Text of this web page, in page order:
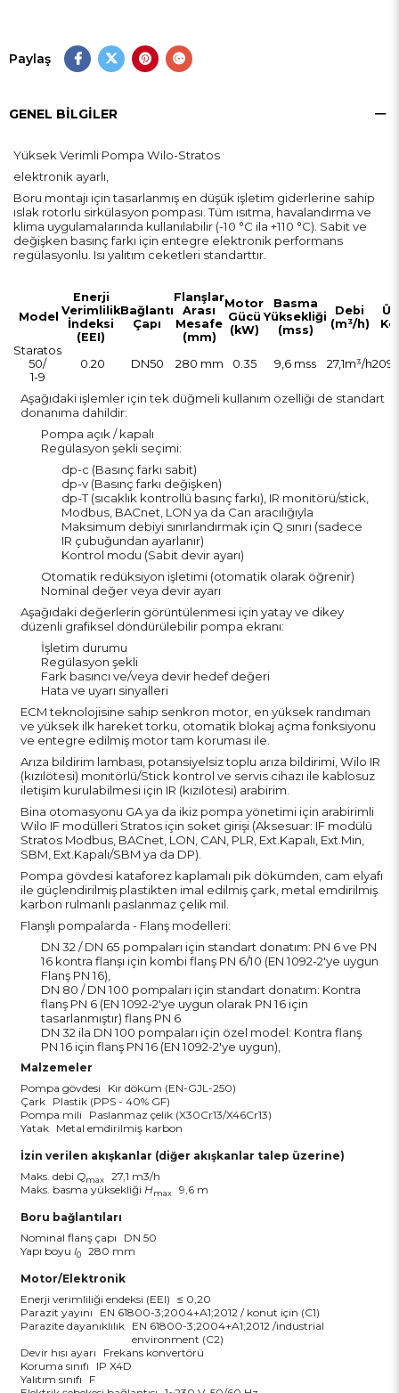
Paylaş
GENEL BILGILER
Yüksek Verimli Pompa Wilo-Stratos
elektronik ayarlı,
Boru montajı için tasarlanmış en düşük işletim giderlerine sahip
ıslak rotorlu sirkülasyon pompası. Tüm ısıtma, havalandırma ve
klima uygulamalarında kullanılabilir (-10 °C ila +110 °C). Sabit ve
değişken basınç farkı için entegre elektronik performans
regülasyonlu. Isı yalıtım ceketleri standarttır.
Model
Enerji
Verimlilik
İndeksi
(EEI)
Bağlantı
Çapı
Flanşlar
Arası
Mesafe
(mm)
Motor
Gücü
(kW)
Basma
Yüksekliği
(mss)
Debi
(m³/h)
Staratos
50/
1-9
0.20 DN50 280 mm 0.35 9,6 mss 27,1m³/h
Aşağıdaki işlemler için tek düğmeli kullanım özelliği de standart
donanıma dahildir:
Pompa açık / kapalı
Regülasyon şekli seçimi:
dp-c (Basınç farkı sabit)
dp-v (Basınç farkı değişken)
dp-T (sıcaklık kontrollü basınç farkı), IR monitörü/stick,
Modbus, BACnet, LON ya da Can aracılığıyla
Maksimum debiyi sınırlandırmak için Q sınırı (sadece
IR çubuğundan ayarlanır)
Kontrol modu (Sabit devir ayarı)
Otomatik redüksiyon işletimi (otomatik olarak öğrenir)
Nominal değer veya devir ayarı
Aşağıdaki değerlerin görüntülenmesi için yatay ve dikey
düzenli grafiksel döndürülebilir pompa ekranı:
İşletim durumu
Regülasyon şekli
Fark basıncı ve/veya devir hedef değeri
Hata ve uyarı sinyalleri
ECM teknolojisine sahip senkron motor, en yüksek randıman
ve yüksek ilk hareket torku, otomatik blokaj açma fonksiyonu
ve entegre edilmiş motor tam koruması ile.
Arıza bildirim lambası, potansiyelsiz toplu arıza bildirimi, Wilo IR
(kızılötesi) monitörlü/Stick kontrol ve servis cihazı ile kablosuz
iletişim kurulabilmesi için IR (kızılötesi) arabirim.
Bina otomasyonu GA ya da ikiz pompa yönetimi için arabirimli
Wilo IF modülleri Stratos için soket girişi (Aksesuar: IF modülü
Stratos Modbus, BACnet, LON, CAN, PLR, Ext.Kapalı, Ext.Min,
SBM, Ext.Kapalı/SBM ya da DP).
Pompa gövdesi kataforez kaplamalı pik dökümden, cam elyafı
ile güçlendirilmiş plastikten imal edilmiş çark, metal emdirilmiş
karbon rulmanlı paslanmaz çelik mil.
Flanşlı pompalarda - Flanş modelleri:
DN 32 / DN 65 pompaları için standart donatım: PN 6 ve PN
16 kontra flanşı için kombi flanş PN 6/10 (EN 1092-2'ye uygun
Flanş PN 16),
DN 80 / DN 100 pompaları için standart donatım: Kontra
flanş PN 6 (EN 1092-2'ye uygun olarak PN 16 için
tasarlanmıştır) flanş PN 6
DN 32 ila DN 100 pompaları için özel model: Kontra flanş
PN 16 için flanş PN 16 (EN 1092-2'ye uygun),
Malzemeler
Pompa gövdesi
Kır döküm (EN-GJL-250)
Çark Plastik (PPS - 40% GF)
Pompa mili
Paslanmaz çelik (X30Cr13/X46Cr13)
Yatak Metal emdirilmiş karbon
İzin verilen akışkanlar (diğer akışkanlar talep üzerine)
Maks. debi Qmax
27,1 m3/h
Maks. basma yüksekliği Hmax 9,6 m
Boru bağlantıları
Nominal flanş çapı
DN 50
Yapı boyu l0 280 mm
Motor/Elektronik
Enerji verimliliği endeksi (EEI) ≤ 0,20
Parazit yayını
EN 61800-3;2004+A1;2012 / konut için (C1)
Parazite dayanıklılık EN 61800-3;2004+A1;2012 /industrial
environment (C2)
Devir hısı ayarı
Frekans konvertörü
Koruma sınıfı
IP X4D
Yalıtım sınıfı
F